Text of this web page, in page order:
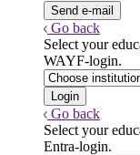
Go back
Select your
WAYF-login.
Go back
Select your
Entra-login.